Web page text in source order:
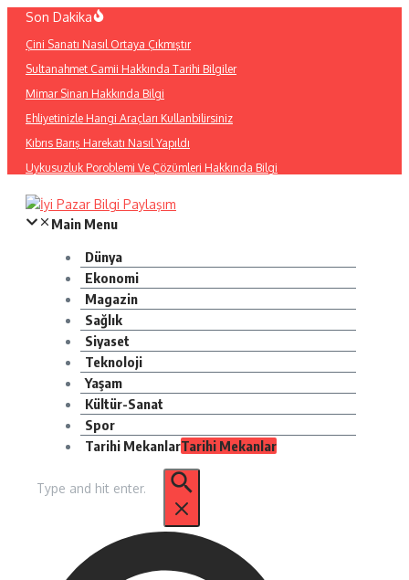
İçeriğe
Son Dakika
Çini Sanatı Nasıl Ortaya Çıkmıştır
Sultanahmet Camii Hakkında Tarihi Bilgiler
Mimar Sinan Hakkında Bilgi
Ehliyetinizle Hangi Araçları Kullanbilirsiniz
Kıbrıs Barış Harekatı Nasıl Yapıldı
Uykusuzluk Poroblemi Ve Çözümleri Hakkında Bilgi
Main Menu
Dünya
Ekonomi
Magazin
Sağlık
Siyaset
Teknoloji
Yaşam
Kültür-Sanat
Spor
Tarihi MekanlarTarihi Mekanlar